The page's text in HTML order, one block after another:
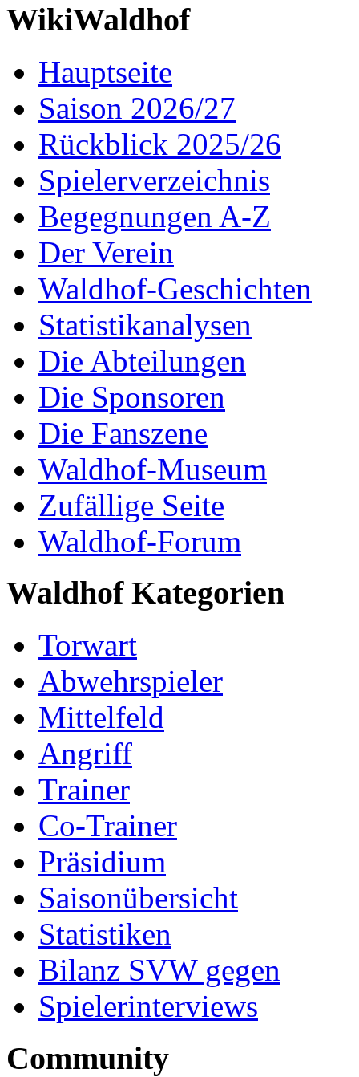
WikiWaldhof
Hauptseite
Saison 2026/27
Rückblick 2025/26
Spielerverzeichnis
Begegnungen A-Z
Der Verein
Waldhof-Geschichten
Statistikanalysen
Die Abteilungen
Die Sponsoren
Die Fanszene
Waldhof-Museum
Zufällige Seite
Waldhof-Forum
Waldhof Kategorien
Torwart
Abwehrspieler
Mittelfeld
Angriff
Trainer
Co-Trainer
Präsidium
Saisonübersicht
Statistiken
Bilanz SVW gegen
Spielerinterviews
Community